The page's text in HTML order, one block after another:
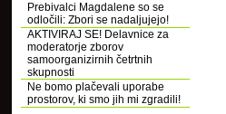
Prebivalci Magdalene so se
odločili: Zbori se nadaljujejo!
AKTIVIRAJ SE! Delavnice za
moderatorje zborov
samoorganizirnih četrtnih
skupnosti
Ne bomo plačevali uporabe
prostorov, ki smo jih mi zgradili!